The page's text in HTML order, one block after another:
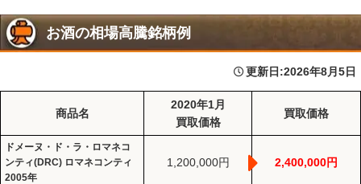
お酒の相場高騰銘柄例
更新日:2026年8月5日
商品名
2020年1月
買取価格
買取価格
ドメーヌ・ド・ラ・ロマネコ
ンティ(DRC) ロマネコンティ
2005年
1,200,000円 2,400,000円